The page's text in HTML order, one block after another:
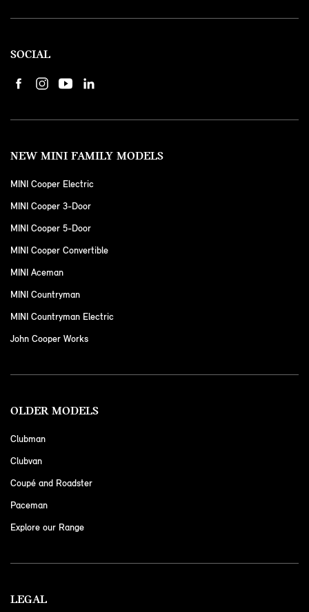
SOCIAL
NEW MINI FAMILY MODELS
MINI Cooper Electric
MINI Cooper 3-Door
MINI Cooper 5-Door
MINI Cooper Convertible
MINI Aceman
MINI Countryman
MINI Countryman Electric
John Cooper Works
OLDER MODELS
Clubman
Clubvan
Coupé and Roadster
Paceman
Explore our Range
LEGAL